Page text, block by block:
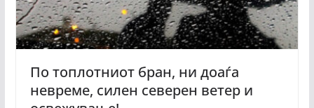
По топлотниот бран, ни доаѓа
невреме, силен северен ветер и